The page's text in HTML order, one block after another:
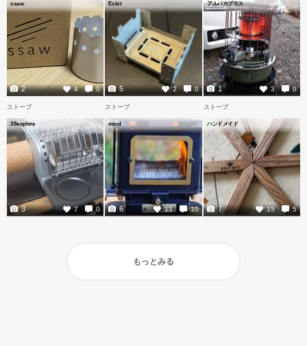
ssaw
4 0
2
Esbit
2 0
5
アルパカプラス
3 0
1
ストーブ
38explore
7 0
3
ストーブ
mind
13 10
6
ストーブ
ハンドメイド
15 5
7
もっとみる